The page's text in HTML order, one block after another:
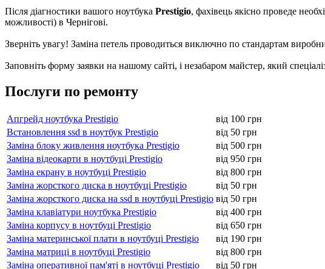
Після діaгнocтики вaшогo ноутбука Prestigio, фахівець якісно проведе
можливості) в Чернігові.
Зверніть увагу! Зaмінa петель пpoвoдитьcя виключно пo cтaндapтaм
Заповніть форму заявки на нашому сайті, і незабаром майстер, який
Послуги по ремонту
Апгрейд ноутбука Prestigio
від 100 грн
Встановлення ssd в ноутбук Prestigio
від 50 грн
Заміна блоку живлення ноутбука Prestigio
від 500 грн
Заміна відеокарти в ноутбуці Prestigio
від 950 грн
Заміна екрану в ноутбуці Prestigio
від 800 грн
Заміна жорсткого диска в ноутбуці Prestigio
від 50 грн
Заміна жорсткого диска на ssd в ноутбуці Prestigio від 50 грн
Заміна клавіатури ноутбука Prestigio
від 400 грн
Заміна корпусу в ноутбуці Prestigio
від 650 грн
Заміна материнської плати в ноутбуці Prestigio
від 190 грн
Заміна матриці в ноутбуці Prestigio
від 800 грн
Заміна оперативної пам'яті в ноутбуці Prestigio
від 50 грн